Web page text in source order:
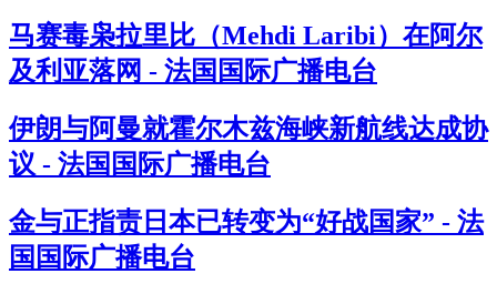
马赛毒枭拉里比（Mehdi Laribi）在阿尔
及利亚落网 - 法国国际广播电台
伊朗与阿曼就霍尔木兹海峡新航线达成协
议 - 法国国际广播电台
金与正指责日本已转变为“好战国家” - 法
国国际广播电台